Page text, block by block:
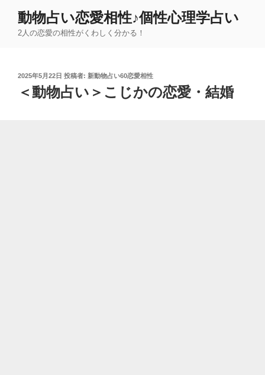
動物占い恋愛相性♪個性心理学占い
2人の恋愛の相性がくわしく分かる！
投
日:
2025年5月22日 投稿者: 新動物占い60恋愛相性
＜動物占い＞こじかの恋愛・結婚